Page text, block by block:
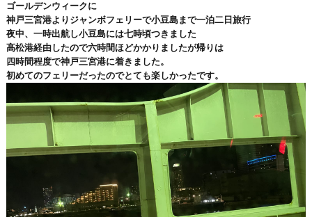
ゴールデンウィークに
神戸三宮港よりジャンボフェリーで小豆島まで一泊二日旅行
夜中、一時出航し小豆島には七時頃つきました
高松港経由したので六時間ほどかかりましたが帰りは
四時間程度で神戸三宮港に着きました。
初めてのフェリーだったのでとても楽しかったです。